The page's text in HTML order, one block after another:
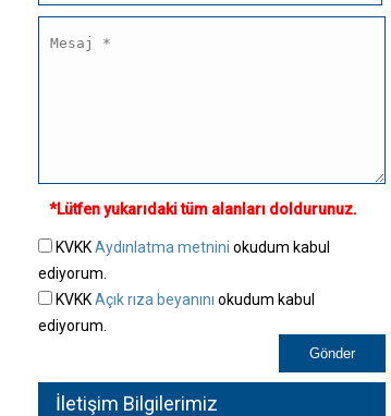
*Lütfen yukarıdaki tüm alanları doldurunuz.
KVKKAydınlatma metnini okudum kabul
ediyorum.
KVKKAçık rıza beyanını okudum kabul
ediyorum.
İletişim Bilgilerimiz